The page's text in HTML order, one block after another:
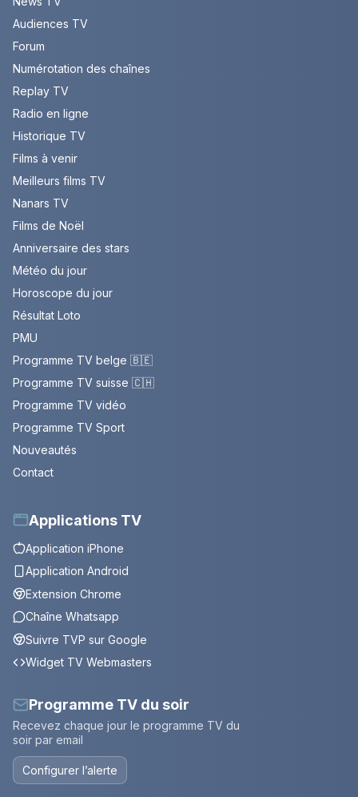
Audiences TV
Forum
Numérotation des chaînes
Replay TV
Radio en ligne
Historique TV
Films à venir
Meilleurs films TV
Nanars TV
Films de Noël
Anniversaire des stars
Météo du jour
Horoscope du jour
Résultat Loto
PMU
Programme TV belge 🇧🇪
Programme TV suisse 🇨🇭
Programme TV vidéo
Programme TV Sport
Nouveautés
Contact
Applications TV
Application iPhone
Application Android
Extension Chrome
Chaîne Whatsapp
Suivre TVP sur Google
Widget TV Webmasters
Programme TV du soir
Recevez chaque jour le programme TV du
soir par email
Configurer l’alerte